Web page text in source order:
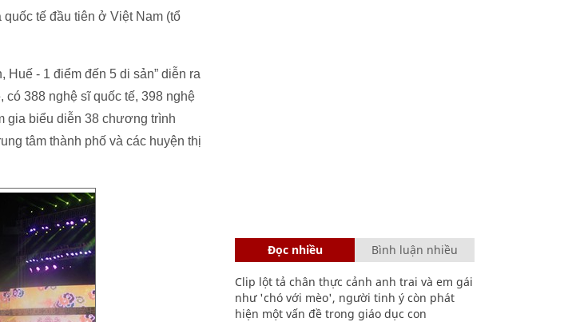
tế đầu tiên ở Việt Nam (tổ
- 1 điểm đến 5 di sản” diễn ra
có 388 nghệ sĩ quốc tế, 398 nghệ
gia biểu diễn 38 chương trình
tâm thành phố và các huyện thị
Đọc nhiều Bình luận nhiều
Clip lột tả chân thực cảnh anh trai và em gái
như 'chó với mèo', người tinh ý còn phát
hiện một vấn đề trong giáo dục con